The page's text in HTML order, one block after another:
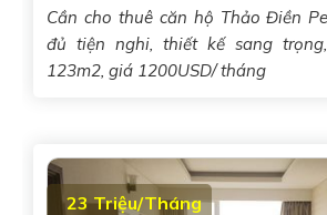
Cần cho thuê căn hộ Thảo Điền
đủ tiện nghi, thiết kế sang
123m2, giá 1200USD/ tháng
23 Triệu/Tháng